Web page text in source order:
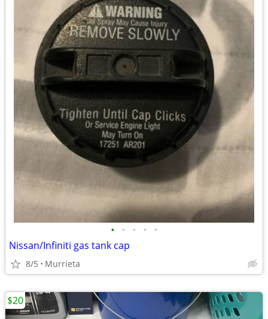
• • • • •
Nissan/Infiniti gas tank cap
8/5 Murrieta
$20